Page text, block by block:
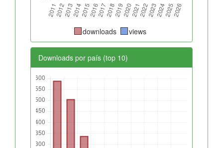
downloads views
Downloads por país (top 10)